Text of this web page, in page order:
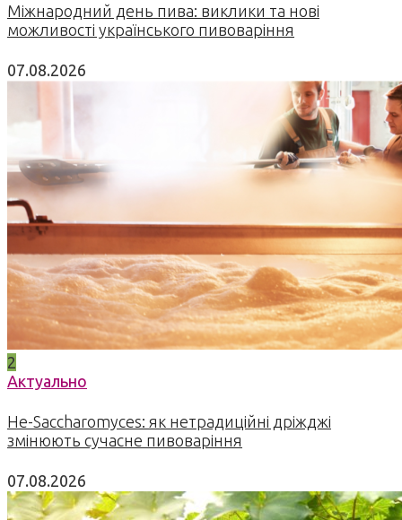
Міжнародний день пива: виклики та нові
можливості українського пивоваріння
07.08.2026
2
Актуально
Не-Saccharomyces: як нетрадиційні дріжджі
змінюють сучасне пивоваріння
07.08.2026